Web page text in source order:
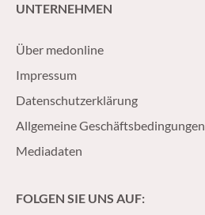
UNTERNEHMEN
Über medonline
Impressum
Datenschutzerklärung
Allgemeine Geschäftsbedingungen
Mediadaten
FOLGEN SIE UNS AUF: